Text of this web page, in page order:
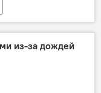
из-за дождей